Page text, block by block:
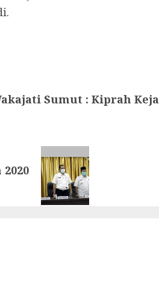
Sumut : Kiprah